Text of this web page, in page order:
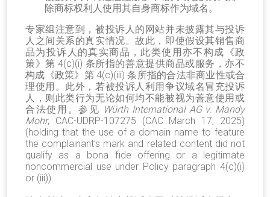
除商标权利人使用其自身商标作为域名。
专家组注意到，被投诉人的网站并未披露其与投诉
人之间关系的真实情况。故此，即使假设其销售商
品为投诉人的真实商品，此类使用亦不构成《政
策》第 4(c)(i) 条所指的善意提供商品或服务，亦不
构成《政策》第 4(c)(iii) 条所指的合法非商业性或合
理使用。此外，若被投诉人利用争议域名冒充投诉
人，则此类行为无论如何均不能被视为善意使用或
合法使用。参见 Würth International AG v. Mandy
Mohr, CAC-UDRP-107275 (CAC March 17, 2025)
(holding that the use of a domain name to feature
the complainant’s mark and related content did not
qualify as a bona fide offering or a legitimate
noncommercial use under Policy paragraph 4(c)(i)
or (iii)).